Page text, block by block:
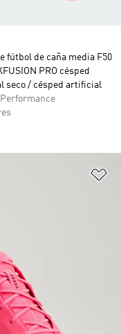
fútbol de caña media F50
PRO césped
seco / césped artificial